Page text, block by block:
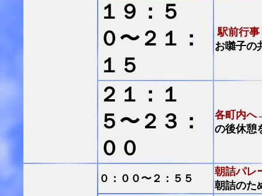
１９：５
０〜２１：
１５
駅前行事
お囃子の
２１：１
５〜２３：
００
各町内へ
の後休憩
０：００〜２：５５
朝詰パレ
朝詰のた